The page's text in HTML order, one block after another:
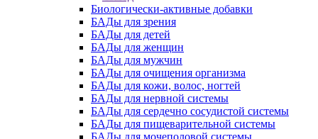
Биологически-активные добавки
БАДы для зрения
БАДы для детей
БАДы для женщин
БАДы для мужчин
БАДы для очищения организма
БАДы для кожи, волос, ногтей
БАДы для нервной системы
БАДы для сердечно сосудистой системы
БАДы для пищеварительной системы
БАДы для мочеполовой системы